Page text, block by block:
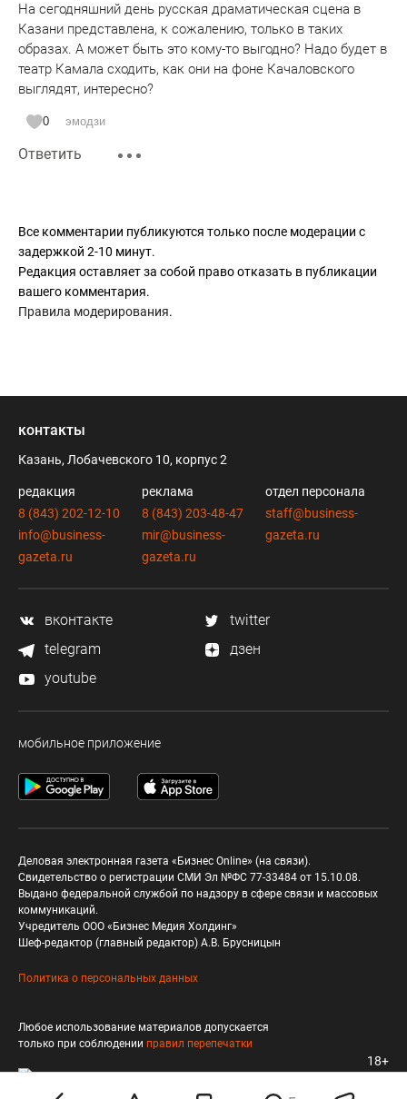
На сегодняшний день русская драматическая сцена в
Казани представлена, к сожалению, только в таких
образах. А может быть это кому-то выгодно? Надо будет в
театр Камала сходить, как они на фоне Качаловского
выглядят, интересно?
0 эмодзи
Ответить
Все комментарии публикуются только после модерации с
задержкой 2-10 минут.
Редакция оставляет за собой право отказать в публикации
вашего комментария.
Правила модерирования.
контакты
Казань, Лобачевского 10, корпус 2
редакция
8 (843) 202-12-10
info@business-
gazeta.ru
реклама
8 (843) 203-48-47
mir@business-
gazeta.ru
отдел персонала
staff@business-
gazeta.ru
вконтакте
twitter
telegram
дзен
youtube
мобильное приложение
Деловая электронная газета «Бизнес Online» (на связи).
Свидетельство о регистрации СМИ Эл №ФС 77-33484 от 15.10.08.
Выдано федеральной службой по надзору в сфере связи и массовых
коммуникаций.
Учредитель ООО «Бизнес Медия Холдинг»
Шеф-редактор (главный редактор) А.В. Брусницын
Политика о персональных данных
Любое использование материалов допускается
только при соблюдении правил перепечатки
18+